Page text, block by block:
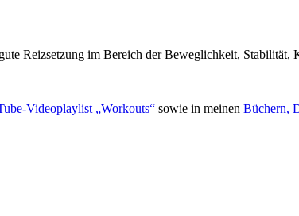
Reizsetzung im Bereich der Beweglichkeit, Stabilität,
Videoplaylist „Workouts“ sowie in meinen Büchern,